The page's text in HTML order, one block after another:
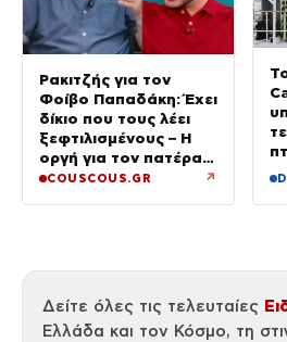
Ρακιτζής για τον
Φοίβο Παπαδάκη: Έχει
δίκιο που τους λέει
ξεφτιλισμένους – Η
οργή για τον πατέρα
του
COUSCOUS.GR ↗
Δείτε όλες τις τελευταίες
Ελλάδα και τον Κόσμο, τη